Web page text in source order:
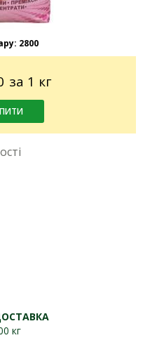
2800
за 1 кг
кг